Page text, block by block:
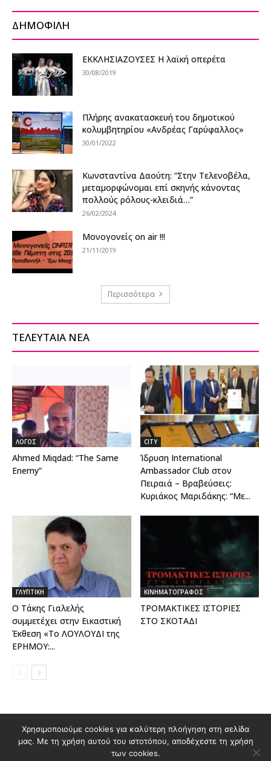
ΔΗΜΟΦΙΛΗ
ΕΚΚΛΗΣΙΑΖΟΥΣΕΣ Η λαϊκή οπερέτα
30/08/2019
Πλήρης ανακατασκευή του δημοτικού
κολυμβητηρίου «Ανδρέας Γαρύφαλλος»
30/01/2022
Κωνσταντίνα Δαούτη: “Στην Τελενοβέλα,
μεταμορφώνομαι επί σκηνής κάνοντας
πολλούς ρόλους-κλειδιά…”
26/02/2024
Μονογονείς on air !!!
21/11/2019
Περισσότερα
ΤΕΛΕΥΤΑΙΑ ΝΕΑ
ΛΟΓΟΣ
Ahmed Miqdad: “The Same
Enemy”
CITY
Ίδρυση International
Ambassador Club στον
Πειραιά – Βραβεύσεις:
Κυριάκος Μαριδάκης: “Με...
ΓΛΥΠΤΙΚΗ
Ο Tάκης Γιαλελής
συμμετέχει στην Εικαστική
Έκθεση «Το ΛΟΥΛΟΥΔΙ της
ΕΡΗΜΟΥ:...
ΚΙΝΗΜΑΤΟΓΡΑΦΟΣ
ΤΡΟΜΑΚΤΙΚΕΣ ΙΣΤΟΡΙΕΣ
ΣΤΟ ΣΚΟΤΑΔΙ
Διαφημιστείτε στο Polis Magazino
Όροι χρήσης & Πολιτική Προστασίας Προσωπικών Δεδομένων
Επικοινωνία
Χρησιμοποιούμε cookies για καλύτερη πλοήγηση στη σελίδα
μας. Με τη χρήση αυτού του ιστοτόπου, αποδέχεστε τη χρήση
των cookies.